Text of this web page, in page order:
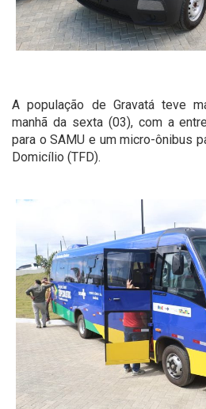
A população de Gravatá teve
manhã da sexta (03), com a
para o SAMU e um micro-ônibus
Domicílio (TFD).